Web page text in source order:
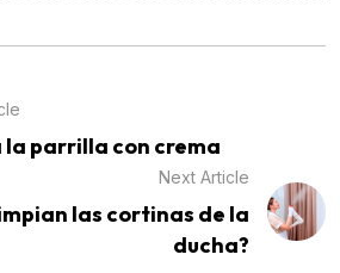
la parrilla con crema
Next Article
las cortinas de la
ducha?